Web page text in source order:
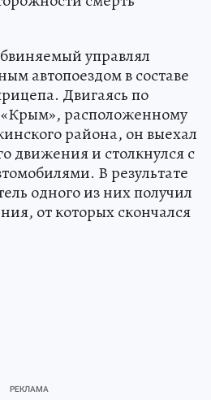
управлял
автопоездом в составе
Двигаясь по
«Крым», расположенному
района, он выехал
движения и столкнулся с
В результате
одного из них получил
от которых скончался